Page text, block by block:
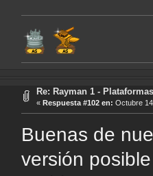
Re: Rayman 1 - Plataformas
« Respuesta #102 en: Octubre
Buenas de
versión